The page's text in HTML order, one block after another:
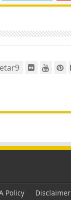
Policy Disclaimer